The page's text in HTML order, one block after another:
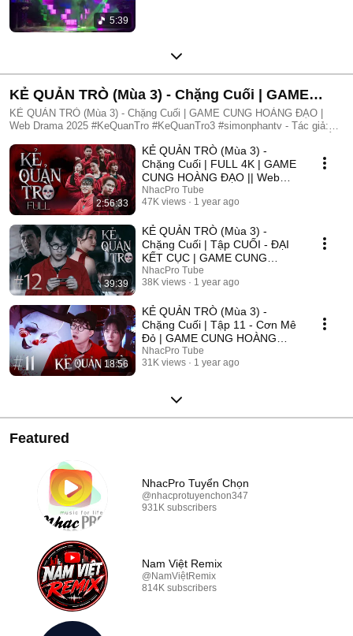
5:39
KẺ QUẢN TRÒ (Mùa 3) - Chặng Cuối | GAME
CUNG HOÀNG ĐẠO | Web Drama 2025
KẺ QUẢN TRÒ (Mùa 3) - Chặng Cuối | GAME CUNG HOÀNG ĐẠO |
Web Drama 2025 #KeQuanTro #KeQuanTro3 #simonphantv - Tác giả:
Tâm, Trúc, Khánh Duy ► Một trò chơi kỳ lạ, với mức thưởng tiền tỷ.
Một trò chơi mang hơi hướng của show truyền hình thực tế, nhưng dần
trở nên đen tối hơn quà từng vòng. Ai sẽ là người chiến thắng cuối
cùng?. Mục đích của KẺ QUẢN TRÒ là gì?. Và gương mặt đằng sau
chiếc mặt nạ. Tất cả sẽ tiết lộ trong seri web drama KẺ QUẢN TRÒ
(Mùa 3) Simon Phan _ Anh trai Simon Huỳnh Nhựt _ Diễn viên Huỳnh
Nhựt Bnat _ Ca sĩ Bnat Bảo Ngân _ Cô giáo Bảo Ngân Trúc _ TikToker
Trúc Khánh Duy _ Nghệ sĩ Khánh Duy Simon Phan _ Em trai Cá Hồi
2:56:33
KẺ QUẢN TRÒ (Mùa 3) -
Chặng Cuối | FULL 4K | GAME
CUNG HOÀNG ĐẠO || Web
Drama 2025
NhacPro Tube
47K views
1 year ago
39:39
KẺ QUẢN TRÒ (Mùa 3) -
Chặng Cuối | Tập CUỐI - ĐẠI
KẾT CỤC | GAME CUNG
HOÀNG ĐẠO || Web Drama
2025
NhacPro Tube
38K views
1 year ago
18:56
KẺ QUẢN TRÒ (Mùa 3) -
Chặng Cuối | Tập 11 - Cơn Mê
Đỏ | GAME CUNG HOÀNG
ĐẠO || Web Drama 2025
NhacPro Tube
31K views
1 year ago
Featured
NhacPro Tuyển Chọn
@nhacprotuyenchon347
931K subscribers
Nam Việt Remix
@NamViệtRemix
814K subscribers